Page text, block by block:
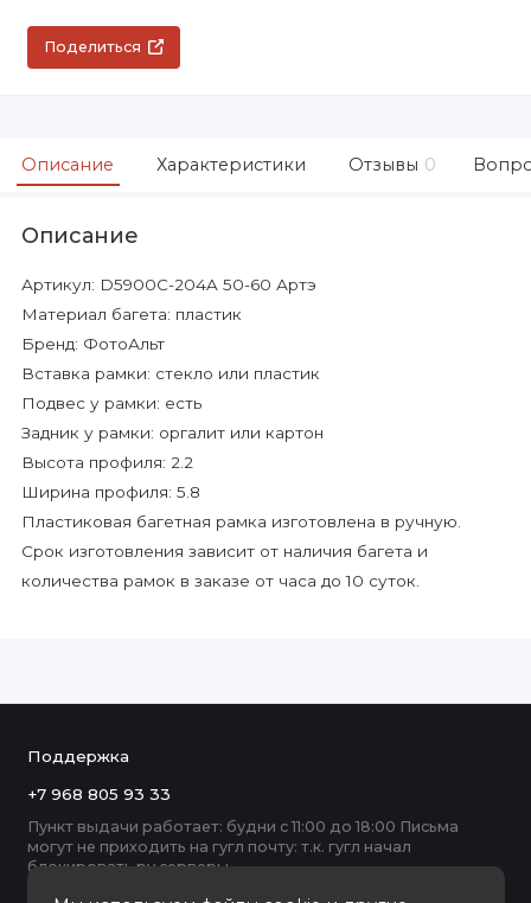
Поделиться
Описание Характеристики Отзывы 0
Описание
Артикул: D5900C-204A 50-60 Артэ
Материал багета: пластик
Бренд: ФотоАльт
Вставка рамки: стекло или пластик
Подвес у рамки: есть
Задник у рамки: оргалит или картон
Высота профиля: 2.2
Ширина профиля: 5.8
Пластиковая багетная рамка изготовлена в ручную.
Срок изготовления зависит от наличия багета и
количества рамок в заказе от часа до 10 суток.
Поддержка
+7 968 805 93 33
Пункт выдачи работает: будни с 11:00 до 18:00 Письма
могут не приходить на гугл почту: т.к. гугл начал
блокировать ру серверы